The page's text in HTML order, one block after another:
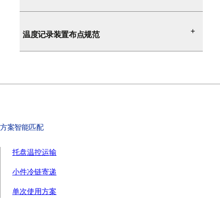
温度记录装置布点规范
方案智能匹配
托盘温控运输
小件冷链寄递
单次使用方案